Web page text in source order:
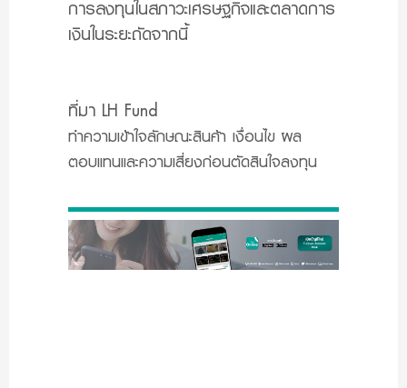
การลงทุนในสภาวะเศรษฐกิจและตลาดการ
เงินในระยะถัดจากนี้
ที่มา LH Fund
ทำความเข้าใจลักษณะสินค้า เงื่อนไข ผล
ตอบแทนและความเสี่ยงก่อนตัดสินใจลงทุน